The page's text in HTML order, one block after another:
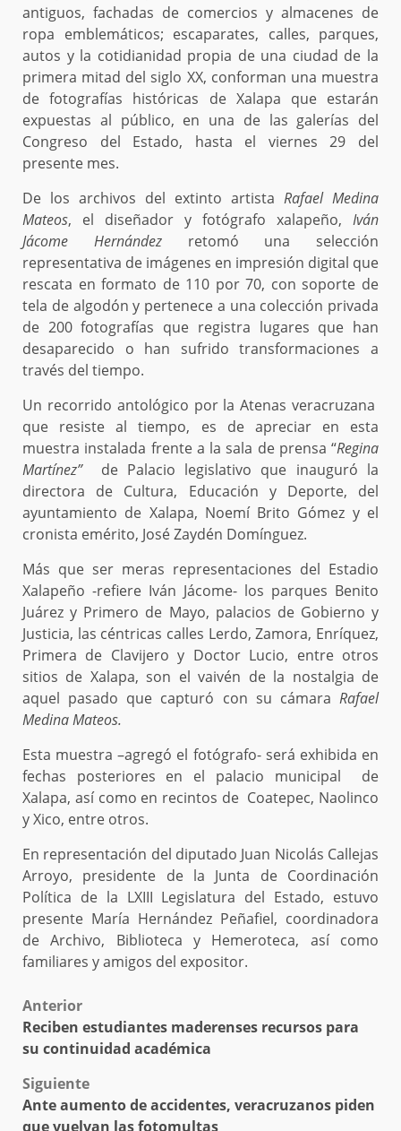
antiguos, fachadas de comercios y almacenes de
ropa emblemáticos; escaparates, calles, parques,
autos y la cotidianidad propia de una ciudad de la
primera mitad del siglo XX, conforman una muestra
de fotografías históricas de Xalapa que estarán
expuestas al público, en una de las galerías del
Congreso del Estado, hasta el viernes 29 del
presente mes.
De los archivos del extinto artista Rafael Medina
Mateos, el diseñador y fotógrafo xalapeño, Iván
Jácome Hernández retomó una selección
representativa de imágenes en impresión digital que
rescata en formato de 110 por 70, con soporte de
tela de algodón y pertenece a una colección privada
de 200 fotografías que registra lugares que han
desaparecido o han sufrido transformaciones a
través del tiempo.
Un recorrido antológico por la Atenas veracruzana
que resiste al tiempo, es de apreciar en esta
muestra instalada frente a la sala de prensa “Regina
Martínez”
de Palacio legislativo que inauguró la
directora de Cultura, Educación y Deporte, del
ayuntamiento de Xalapa, Noemí Brito Gómez y el
cronista emérito, José Zaydén Domínguez.
Más que ser meras representaciones del Estadio
Xalapeño -refiere Iván Jácome- los parques Benito
Juárez y Primero de Mayo, palacios de Gobierno y
Justicia, las céntricas calles Lerdo, Zamora, Enríquez,
Primera de Clavijero y Doctor Lucio, entre otros
sitios de Xalapa, son el vaivén de la nostalgia de
aquel pasado que capturó con su cámara Rafael
Medina Mateos.
Esta muestra –agregó el fotógrafo- será exhibida en
fechas posteriores en el palacio municipal de
Xalapa, así como en recintos de Coatepec, Naolinco
y Xico, entre otros.
En representación del diputado Juan Nicolás Callejas
Arroyo, presidente de la Junta de Coordinación
Política de la LXIII Legislatura del Estado, estuvo
presente María Hernández Peñafiel, coordinadora
de Archivo, Biblioteca y Hemeroteca, así como
familiares y amigos del expositor.
Post
navigation
Anterior
Reciben estudiantes maderenses recursos para
su continuidad académica
Siguiente
Ante aumento de accidentes, veracruzanos piden
que vuelvan las fotomultas